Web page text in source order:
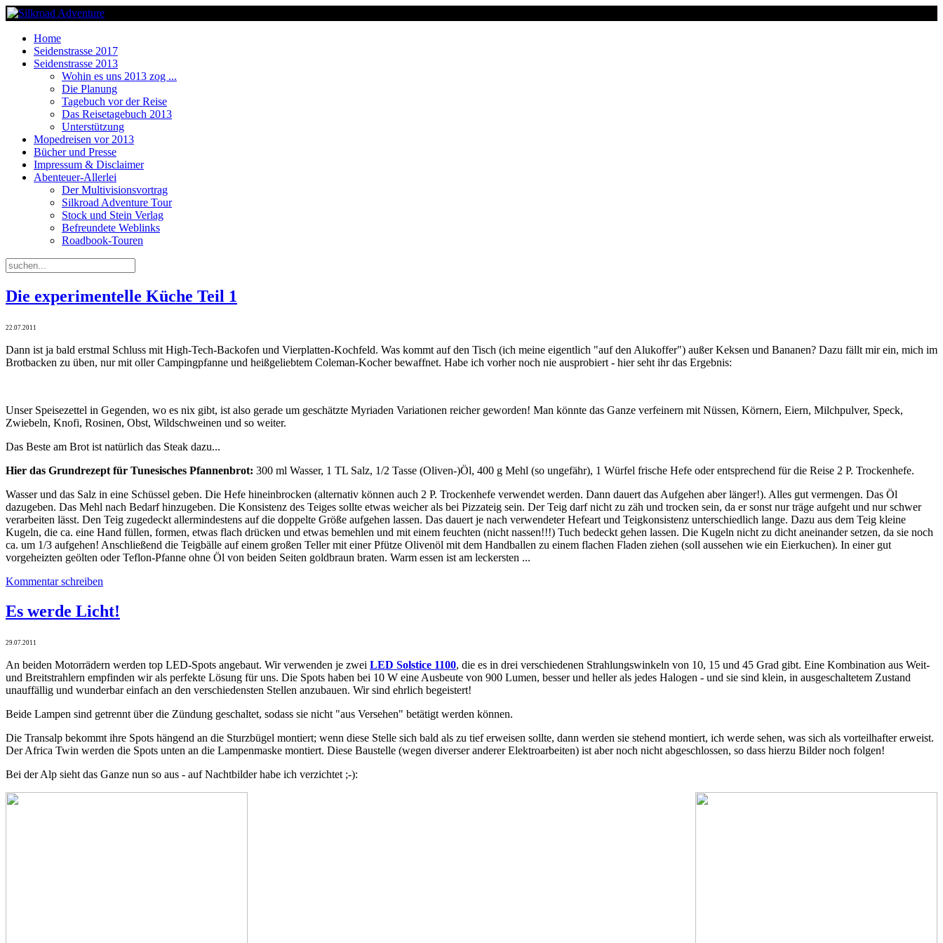
Home
Seidenstrasse 2017
Seidenstrasse 2013
Wohin es uns 2013 zog ...
Die Planung
Tagebuch vor der Reise
Das Reisetagebuch 2013
Unterstützung
Mopedreisen vor 2013
Bücher und Presse
Impressum & Disclaimer
Abenteuer-Allerlei
Der Multivisionsvortrag
Silkroad Adventure Tour
Stock und Stein Verlag
Befreundete Weblinks
Roadbook-Touren
Die experimentelle Küche Teil 1
22.07.2011
Dann ist ja bald erstmal Schluss mit High-Tech-Backofen und Vierplatten-Kochfeld. Was kommt auf den Tisch (ich meine eigentlich "auf den Alukoffer") außer Keksen und Bananen? Dazu fällt mir ein, mich im
Brotbacken zu üben, nur mit oller Campingpfanne und heißgeliebtem Coleman-Kocher bewaffnet. Habe ich vorher noch nie ausprobiert - hier seht ihr das Ergebnis:
Unser Speisezettel in Gegenden, wo es nix gibt, ist also gerade um geschätzte Myriaden Variationen reicher geworden! Man könnte das Ganze verfeinern mit Nüssen, Körnern, Eiern, Milchpulver, Speck,
Zwiebeln, Knofi, Rosinen, Obst, Wildschweinen und so weiter.
Das Beste am Brot ist natürlich das Steak dazu...
Hier das Grundrezept für Tunesisches Pfannenbrot: 300 ml Wasser, 1 TL Salz, 1/2 Tasse (Oliven-)Öl, 400 g Mehl (so ungefähr), 1 Würfel frische Hefe oder entsprechend für die Reise 2 P. Trockenhefe.
Wasser und das Salz in eine Schüssel geben. Die Hefe hineinbrocken (alternativ können auch 2 P. Trockenhefe verwendet werden. Dann dauert das Aufgehen aber länger!). Alles gut vermengen. Das Öl
dazugeben. Das Mehl nach Bedarf hinzugeben. Die Konsistenz des Teiges sollte etwas weicher als bei Pizzateig sein. Der Teig darf nicht zu zäh und trocken sein, da er sonst nur träge aufgeht und nur schwer
verarbeiten lässt. Den Teig zugedeckt allermindestens auf die doppelte Größe aufgehen lassen. Das dauert je nach verwendeter Hefeart und Teigkonsistenz unterschiedlich lange. Dazu aus dem Teig kleine
Kugeln, die ca. eine Hand füllen, formen, etwas flach drücken und etwas bemehlen und mit einem feuchten (nicht nassen!!!) Tuch bedeckt gehen lassen. Die Kugeln nicht zu dicht aneinander setzen, da sie noch
ca. um 1/3 aufgehen! Anschließend die Teigbälle auf einem großen Teller mit einer Pfütze Olivenöl mit dem Handballen zu einem flachen Fladen ziehen (soll aussehen wie ein Eierkuchen). In einer gut
vorgeheizten geölten oder Teflon-Pfanne ohne Öl von beiden Seiten goldbraun braten. Warm essen ist am leckersten ...
Kommentar schreiben
Es werde Licht!
29.07.2011
An beiden Motorrädern werden top LED-Spots angebaut. Wir verwenden je zwei LED Solstice 1100, die es in drei verschiedenen Strahlungswinkeln von 10, 15 und 45 Grad gibt. Eine Kombination aus Weit-
und Breitstrahlern empfinden wir als perfekte Lösung für uns. Die Spots haben bei 10 W eine Ausbeute von 900 Lumen, besser und heller als jedes Halogen - und sie sind klein, in ausgeschaltetem Zustand
unauffällig und wunderbar einfach an den verschiedensten Stellen anzubauen. Wir sind ehrlich begeistert!
Beide Lampen sind getrennt über die Zündung geschaltet, sodass sie nicht "aus Versehen" betätigt werden können.
Die Transalp bekommt ihre Spots hängend an die Sturzbügel montiert; wenn diese Stelle sich bald als zu tief erweisen sollte, dann werden sie stehend montiert, ich werde sehen, was sich als vorteilhafter erweist.
Der Africa Twin werden die Spots unten an die Lampenmaske montiert. Diese Baustelle (wegen diverser anderer Elektroarbeiten) ist aber noch nicht abgeschlossen, so dass hierzu Bilder noch folgen!
Bei der Alp sieht das Ganze nun so aus - auf Nachtbilder habe ich verzichtet ;-):